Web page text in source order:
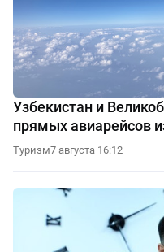
Узбекистан и
прямых авиарейсов
Туризм7 августа 16:12